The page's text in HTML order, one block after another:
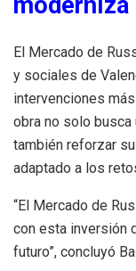
El Mercado de
y sociales de
intervenciones
obra no solo busca
también reforzar
adaptado a los
“El Mercado de
con esta inversión
futuro”, concluyó